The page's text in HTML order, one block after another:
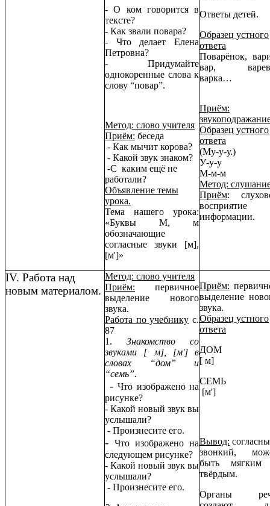
- О ком говорится в
тексте?
- Как звали повара?
- Что делает Елена
Петровна?
- Придумайте
однокоренные слова к
слову “повар”.
Метод: слово учителя
Приём: беседа
- Как мычит корова?
- Какой звук знаком?
-С каким ещё не
работали?
Объявление темы
урока.
Тема нашего урока:
«Буквы М, м
обозначающие
согласные звуки [м],
[м']»
Ответы детей.
Образец устного
ответа
Поварёнок,
вар,
варка…
Приём:
Образец устного
ответа
(Му-у-у.)
У-у-у
М-м-м
Метод:
Приём:
восприятие
информации.
IV. Работа над
новым материалом.
Метод: слово учителя
Приём: первичное
выделение нового
звука.
Работа по учебнику с.
87
1. Знакомство со
звуками [ м], [м'] в
словах “дом” и
“семь”.
- Что изображено на
рисунке?
- Какой новый звук вы
услышали?
- Произнесите его.
- Что изображено на
следующем рисунке?
- Какой новый звук вы
услышали?
- Произнесите его.
Приём:
выделение
звука.
Образец устного
ответа
ДОМ
[ м]
СЕМЬ
[м']
Вывод:
звонкий,
быть мягким
твёрдым.
Органы